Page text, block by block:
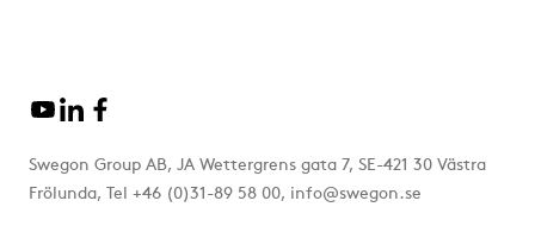
Swegon Group AB, JA Wettergrens gata 7, SE-421 30 Västra
Frölunda, Tel +46 (0)31-89 58 00, info@swegon.se